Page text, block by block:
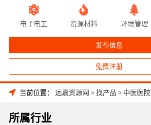
电子电工 资源材料 环境管理
发布信息
免费注册
当前位置： 远嘉资源网 >找产品 > 中医医院
所属行业